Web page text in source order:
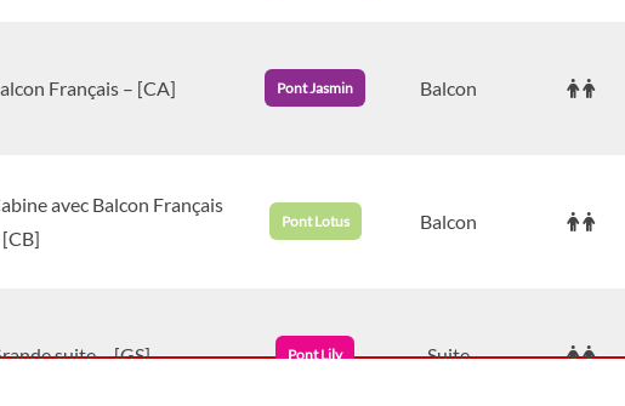
Français – [CA] Pont Jasmin Balcon
avec Balcon Français
[CB]
Pont Lotus Balcon
suite – [GS] Pont Lily Suite